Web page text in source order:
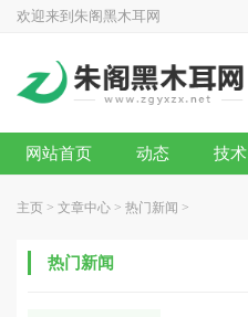
欢迎来到朱阁黑木耳网
网站首页 动态 技术
主页 > 文章中心 > 热门新闻 >
热门新闻